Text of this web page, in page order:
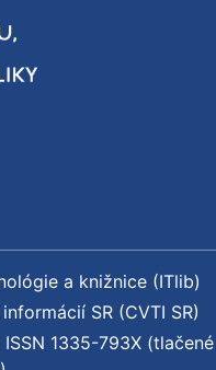
a knižnice (ITlib)
SR (CVTI SR)
1335-793X (tlačené